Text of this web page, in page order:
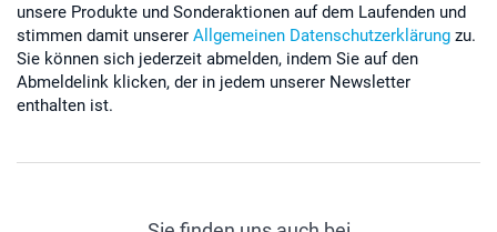
unsere Produkte und Sonderaktionen auf dem Laufenden und
stimmen damit unserer Allgemeinen Datenschutzerklärung zu.
Sie können sich jederzeit abmelden, indem Sie auf den
Abmeldelink klicken, der in jedem unserer Newsletter
enthalten ist.